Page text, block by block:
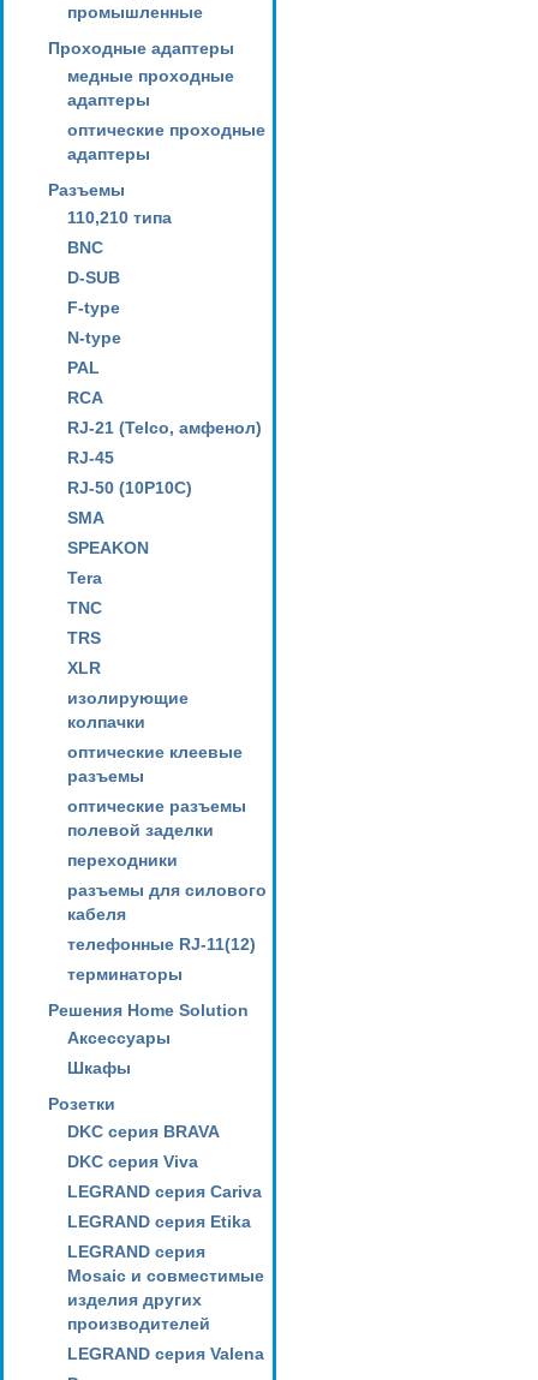
промышленные
Проходные адаптеры
медные проходные
адаптеры
оптические проходные
адаптеры
Разъемы
110,210 типа
BNC
D-SUB
F-type
N-type
PAL
RCA
RJ-21 (Telco, амфенол)
RJ-45
RJ-50 (10P10C)
SMA
SPEAKON
Tera
TNC
TRS
XLR
изолирующие
колпачки
оптические клеевые
разъемы
оптические разъемы
полевой заделки
переходники
разъемы для силового
кабеля
телефонные RJ-11(12)
терминаторы
Решения Home Solution
Аксессуары
Шкафы
Розетки
DKC серия BRAVA
DKC серия Viva
LEGRAND серия Cariva
LEGRAND серия Etika
LEGRAND серия
Mosaic и совместимые
изделия других
производителей
LEGRAND серия Valena